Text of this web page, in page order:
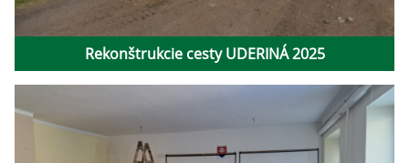
Rekonštrukcie cesty UDERINÁ 2025